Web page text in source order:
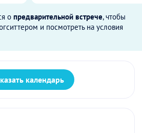
о предварительной встрече, чтобы
и посмотреть на условия
календарь